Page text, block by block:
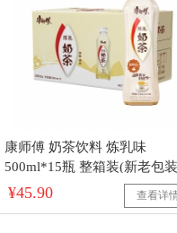
康师傅 奶茶饮料 炼乳味
500ml*15瓶 整箱装(新老包
机发货）
¥45.90 查看详